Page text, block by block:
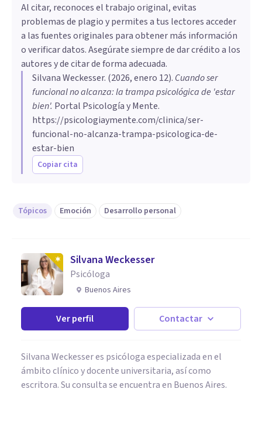
Al citar, reconoces el trabajo original, evitas
problemas de plagio y permites a tus lectores acceder
a las fuentes originales para obtener más información
o verificar datos. Asegúrate siempre de dar crédito a los
autores y de citar de forma adecuada.
Silvana Weckesser. (2026, enero 12). Cuando ser
funcional no alcanza: la trampa psicológica de 'estar
bien'. Portal Psicología y Mente.
https://psicologiaymente.com/clinica/ser-
funcional-no-alcanza-trampa-psicologica-de-
estar-bien
Copiar cita
Tópicos Emoción Desarrollo personal
Silvana Weckesser
Psicóloga
Buenos Aires
Ver perfil Contactar
Silvana Weckesser es psicóloga especializada en el
ámbito clínico y docente universitaria, así como
escritora. Su consulta se encuentra en Buenos Aires.